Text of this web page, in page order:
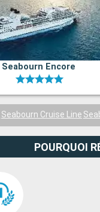
Seabourn Encore
Seabourn Cruise Line
POURQUOI